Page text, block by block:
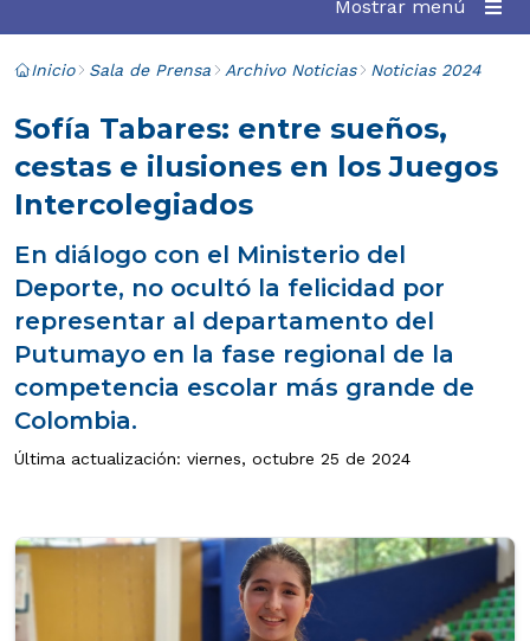
Mostrar menú
Inicio Sala de Prensa Archivo Noticias Noticias 2024
Sofía Tabares: entre sueños,
cestas e ilusiones en los Juegos
Intercolegiados
En diálogo con el Ministerio del
Deporte, no ocultó la felicidad por
representar al departamento del
Putumayo en la fase regional de la
competencia escolar más grande de
Colombia.
Última actualización: viernes, octubre 25 de 2024